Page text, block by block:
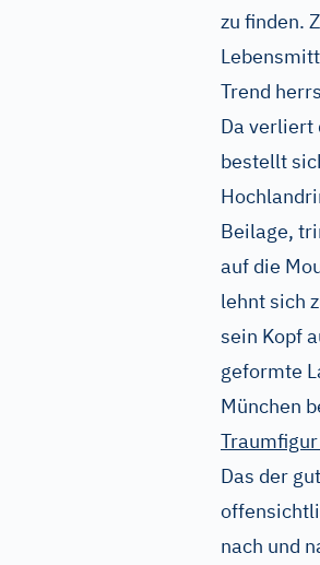
zu finden.
Trend
Da verliert
bestellt
Beilage,
auf die
lehnt sich
sein Kopf
geformte
München
Das der
nach und